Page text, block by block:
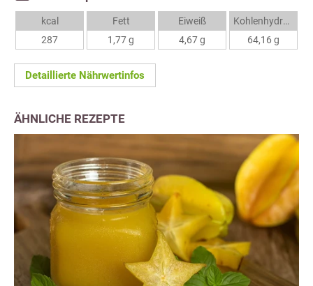
kcal
287
Fett
1,77 g
Eiweiß
4,67 g
Kohlenhydrate
64,16 g
Detaillierte Nährwertinfos
ÄHNLICHE REZEPTE